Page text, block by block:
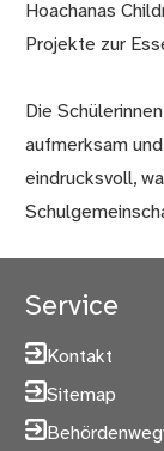
Hoachanas
Projekte zur
Die
aufmerksam
eindrucksvoll,
Service
Kontakt
Sitemap